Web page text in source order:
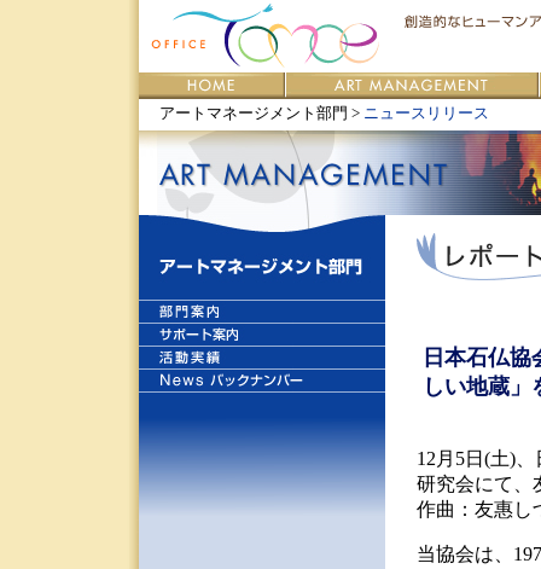
アートマネージメント部門 > ニュースリリース
日本石仏
しい地蔵」
12月5日(土)
研究会にて、
作曲：友惠し
当協会は、